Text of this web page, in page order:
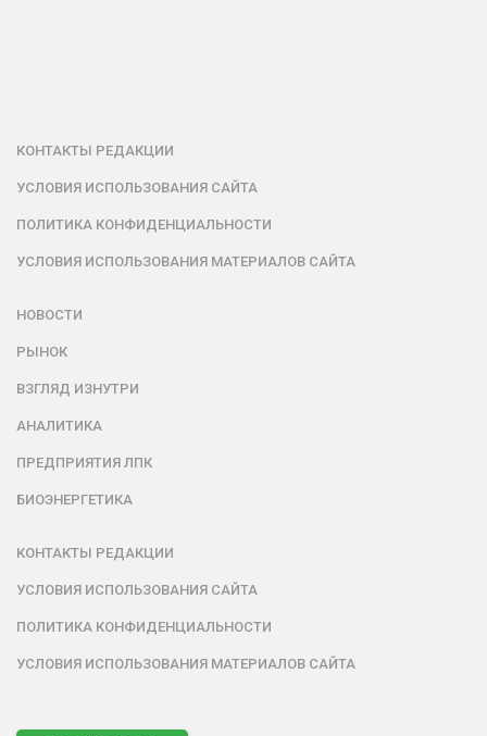
КОНТАКТЫ РЕДАКЦИИ
УСЛОВИЯ ИСПОЛЬЗОВАНИЯ САЙТА
ПОЛИТИКА КОНФИДЕНЦИАЛЬНОСТИ
УСЛОВИЯ ИСПОЛЬЗОВАНИЯ МАТЕРИАЛОВ САЙТА
НОВОСТИ
РЫНОК
ВЗГЛЯД ИЗНУТРИ
АНАЛИТИКА
ПРЕДПРИЯТИЯ ЛПК
БИОЭНЕРГЕТИКА
КОНТАКТЫ РЕДАКЦИИ
УСЛОВИЯ ИСПОЛЬЗОВАНИЯ САЙТА
ПОЛИТИКА КОНФИДЕНЦИАЛЬНОСТИ
УСЛОВИЯ ИСПОЛЬЗОВАНИЯ МАТЕРИАЛОВ САЙТА